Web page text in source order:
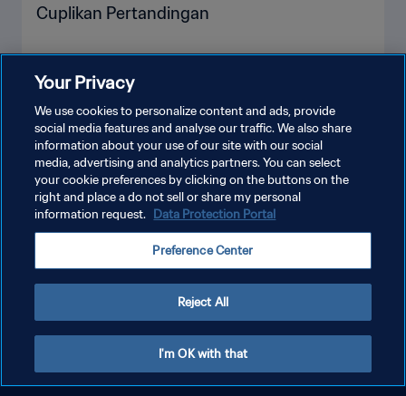
Cuplikan Pertandingan
LIHAT LEBIH BANYAK
KEBIJAKAN PRIVASI
SYARAT DAN KETENTUAN
Your Privacy
We use cookies to personalize content and ads, provide
social media features and analyse our traffic. We also share
information about your use of our site with our social
media, advertising and analytics partners. You can select
your cookie preferences by clicking on the buttons on the
right and place a do not sell or share my personal
information request. Data Protection Portal
Preference Center
Reject All
I'm OK with that